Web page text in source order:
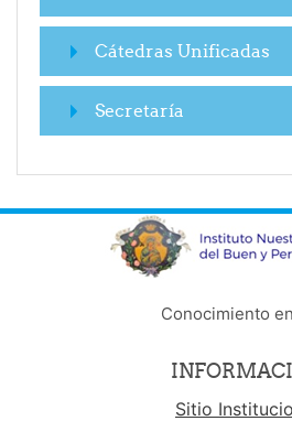
Cátedras Unificadas
Secretaría
Conocimiento
Sitio